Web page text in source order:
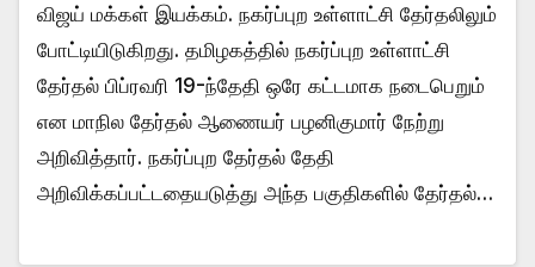
விஜய் மக்கள் இயக்கம். நகர்ப்புற உள்ளாட்சி தேர்தலிலும்
போட்டியிடுகிறது. தமிழகத்தில் நகர்ப்புற உள்ளாட்சி
தேர்தல் பிப்ரவரி 19-ந்தேதி ஒரே கட்டமாக நடைபெறும்
என மாநில தேர்தல் ஆணையர் பழனிகுமார் நேற்று
அறிவித்தார். நகர்ப்புற தேர்தல் தேதி
அறிவிக்கப்பட்டதையடுத்து அந்த பகுதிகளில் தேர்தல்…